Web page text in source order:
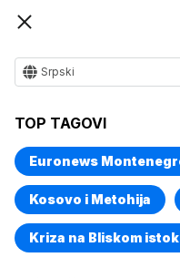
Srpski
TOP TAGOVI
Euronews
Kosovo i Metohija
Kriza na Bliskom
Ministri nove
položili
imenovanja